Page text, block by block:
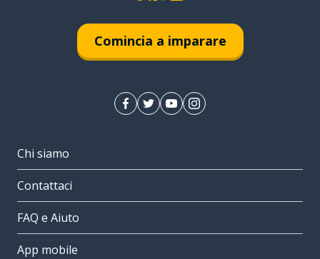
Comincia a imparare
Chi siamo
Contattaci
FAQ e Aiuto
App mobile